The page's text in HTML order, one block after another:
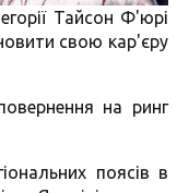
Тайсон Ф'юрі
свою кар'єру
на ринг
поясів в